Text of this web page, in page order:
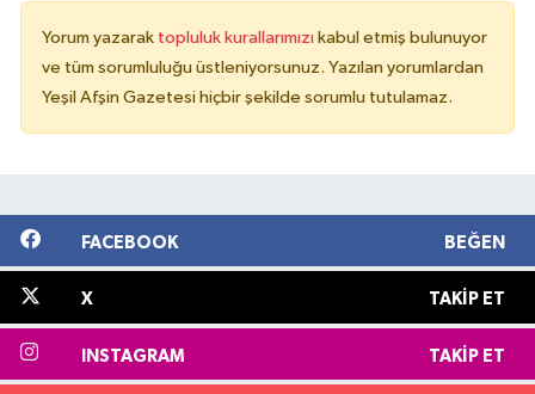
Yorum yazarak topluluk kurallarımızı kabul etmiş bulunuyor
ve tüm sorumluluğu üstleniyorsunuz. Yazılan yorumlardan
Yeşil Afşin Gazetesi hiçbir şekilde sorumlu tutulamaz.
FACEBOOK BEĞEN
X TAKIP ET
INSTAGRAM TAKIP ET